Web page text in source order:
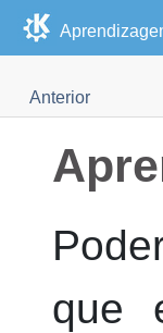
Anterior
que